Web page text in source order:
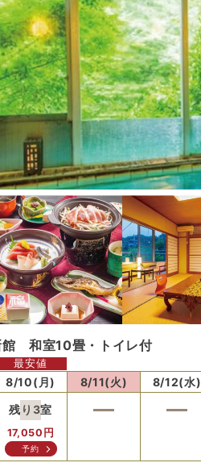
館 和室10畳・トイレ付
8/10(月)
残り 3室
17,050 円
予約
最安値
8/11(火) 8/12(水)